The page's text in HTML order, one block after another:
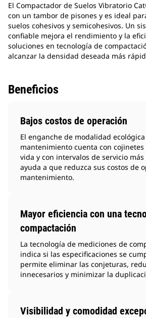
El Compactador de Suelos Vibratorio
con un tambor de pisones y es ideal
suelos cohesivos y semicohesivos. Un
confiable mejora el rendimiento y la
soluciones en tecnología de
alcanzar la densidad deseada más
Beneficios
Bajos costos de operación
El enganche de modalidad
mantenimiento cuenta con
vida y con intervalos de servicio
ayuda a que reduzca sus costos de
mantenimiento.
Mayor eficiencia con una
compactación
La tecnología de mediciones de
indica si las especificaciones se
permite eliminar las conjeturas,
innecesarios y minimizar la
Visibilidad y comodidad